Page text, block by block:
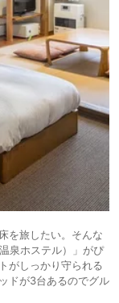
を旅したい。そんな
泉ホステル）」がぴ
がしっかり守られる
ドが3台あるのでグル